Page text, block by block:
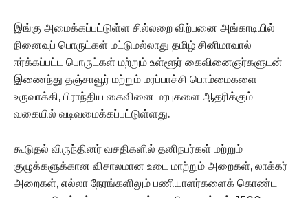
இங்கு அமைக்கப்பட்டுள்ள சில்லறை விற்பனை அங்காடியில்
நினைவுப் பொருட்கள் மட்டுமல்லாது தமிழ் சினிமாவால்
ஈர்க்கப்பட்ட பொருட்கள் மற்றும் உள்ளூர் கைவினைஞர்களுடன்
இணைந்து தஞ்சாவூர் மற்றும் மரப்பாச்சி பொம்மைகளை
உருவாக்கி, பிராந்திய கைவினை மரபுகளை ஆதரிக்கும்
வகையில் வடிவமைக்கப்பட்டுள்ளது.
கூடுதல் விருந்தினர் வசதிகளில் தனிநபர்கள் மற்றும்
குழுக்களுக்கான விசாலமான உடை மாற்றும் அறைகள், லாக்கர்
அறைகள், எல்லா நேரங்களிலும் பணியாளர்களைக் கொண்ட